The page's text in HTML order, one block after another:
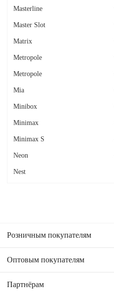
Masterline
Master Slot
Matrix
Metropole
Metropole
Mia
Minibox
Minimax
Minimax S
Neon
Nest
Розничным покупателям
Оптовым покупателям
Партнёрам